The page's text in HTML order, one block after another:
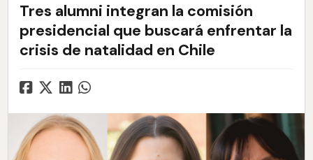
Tres alumni integran la comisión
presidencial que buscará enfrentar la
crisis de natalidad en Chile